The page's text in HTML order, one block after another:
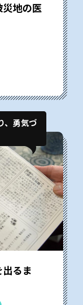
災地の医
、勇気づ
出るま